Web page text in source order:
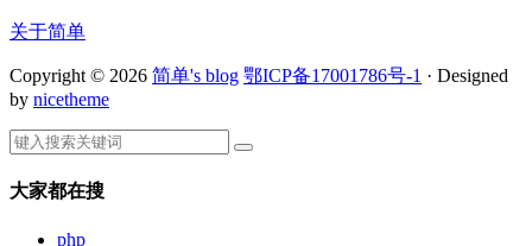
关于简单
Copyright © 2026 简单's blog 鄂ICP备17001786号-1 · Designed
by nicetheme
大家都在搜
php